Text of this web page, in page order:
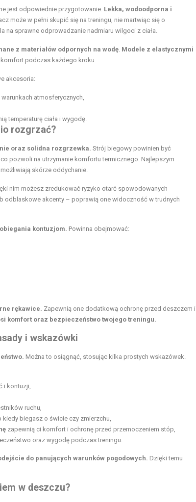
jest odpowiednie przygotowanie. Lekka, wodoodporna i
może w pełni skupić się na treningu, nie martwiąc się o
na sprawne odprowadzanie nadmiaru wilgoci z ciała.
z materiałów odpornych na wodę. Modele z elastycznymi
podczas każdego kroku.
akcesoria:
atmosferycznych,
temperaturę ciała i wygodę.
rozgrzać?
oraz solidna rozgrzewka. Strój biegowy powinien być
pozwoli na utrzymanie komfortu termicznego. Najlepszym
skórze oddychanie.
nim możesz zredukować ryzyko otarć spowodowanych
odblaskowe akcenty – poprawią one widoczność w trudnych
kontuzjom. Powinna obejmować:
rękawice. Zapewnią one dodatkową ochronę przed deszczem i
komfort oraz bezpieczeństwo twojego treningu.
i wskazówki
Można to osiągnąć, stosując kilka prostych wskazówek.
i kontuzji,
ruchu,
biegasz o świcie czy zmierzchu,
zapewnią ci komfort i ochronę przed przemoczeniem stóp,
oraz wygodę podczas treningu.
do panujących warunków pogodowych. Dzięki temu
w deszczu?